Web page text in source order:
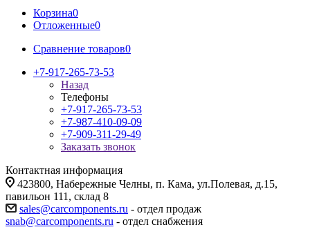
Корзина0
Отложенные0
Сравнение товаров0
+7-917-265-73-53
Назад
Телефоны
+7-917-265-73-53
+7-987-410-09-09
+7-909-311-29-49
Заказать звонок
Контактная информация
423800, Набережные Челны, п. Кама, ул.Полевая, д.15,
павильон 111, склад 8
sales@carcomponents.ru - отдел продаж
snab@carcomponents.ru - отдел снабжения